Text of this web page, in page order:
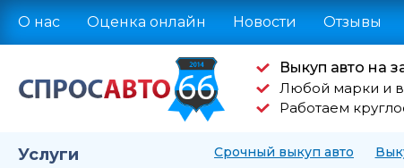
О нас Оценка онлайн Новости Отзывы
Выкуп авто на
Любой марки и в
Работаем
Услуги
Срочный выкуп авто